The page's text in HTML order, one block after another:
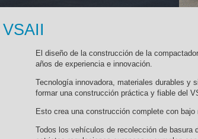
VSAII
El diseño de la construcción de la
años de experiencia e innovación.
Tecnología innovadora, materiales durables y
formar una construcción práctica y fiable del
Esto crea una construcción complete con
Todos los vehículos de recolección de basura